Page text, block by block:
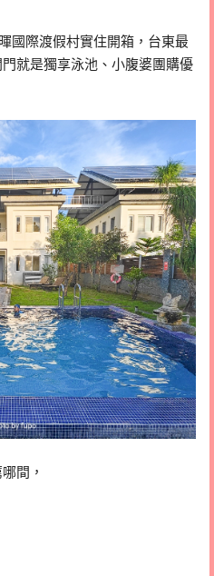
國際渡假村實住開箱，台東最
就是獨享泳池、小腹婆團購優
間，